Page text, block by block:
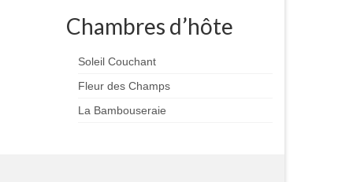
Chambres d’hôte
Soleil Couchant
Fleur des Champs
La Bambouseraie